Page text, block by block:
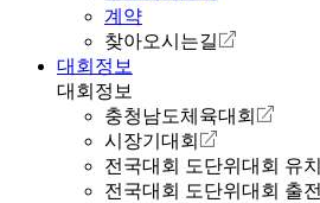
계약
찾아오시는길
대회정보
대회정보
충청남도체육대회
시장기대회
전국대회 도단위대회 유치
전국대회 도단위대회 출전